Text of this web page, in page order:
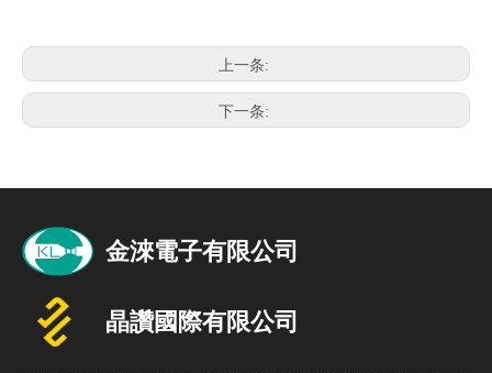
上一条:
下一条: